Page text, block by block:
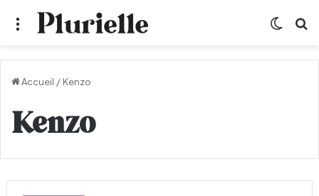
Menu
Accueil / Kenzo
Kenzo